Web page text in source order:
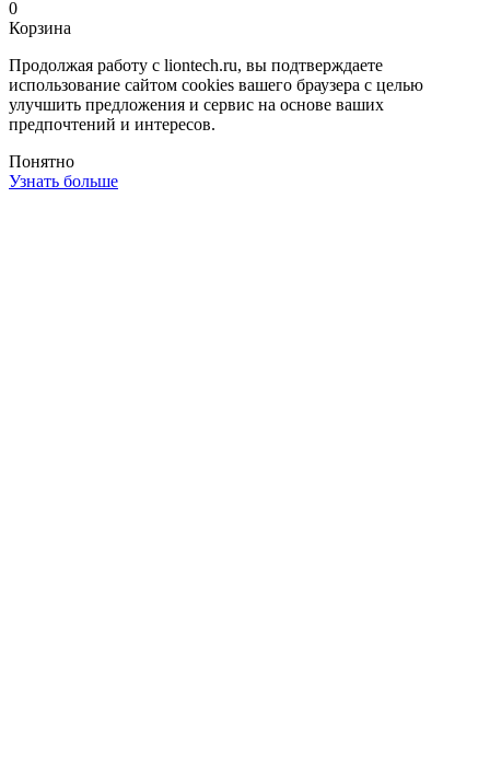
0
Корзина
Продолжая работу с liontech.ru, вы подтверждаете
использование сайтом cookies вашего браузера с целью
улучшить предложения и сервис на основе ваших
предпочтений и интересов.
Понятно
Узнать больше